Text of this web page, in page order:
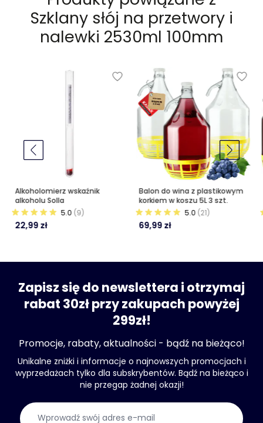
Szklany słój na przetwory i
nalewki 2530ml 100mm
Alkoholomierz wskaźnik
alkoholu Solla
5.0 (9)
22,99 zł
Balon do wina z plastikowym
korkiem w koszu 5L 3 szt.
5.0 (21)
69,99 zł
Zapisz się do newslettera i otrzymaj
rabat 30zł przy zakupach powyżej
299zł!
Promocje, rabaty, aktualności - bądź na bieżąco!
Unikalne zniżki i informacje o najnowszych promocjach i
wyprzedażach tylko dla subskrybentów. Bądź na bieżąco i
nie przegap żadnej okazji!